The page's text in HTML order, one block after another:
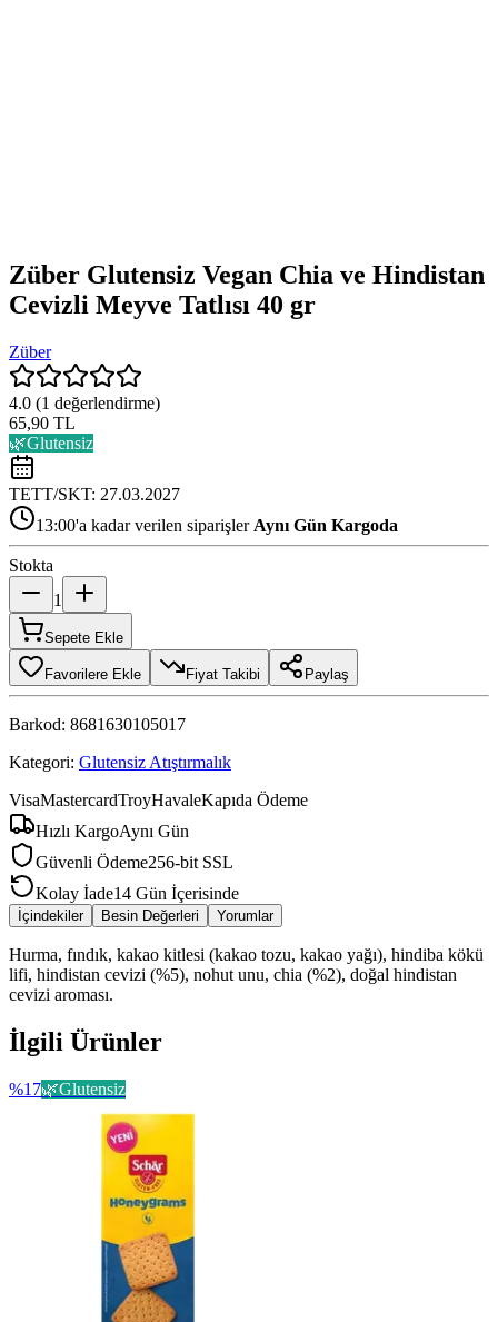
Züber Glutensiz Vegan Chia ve Hindistan
Cevizli Meyve Tatlısı 40 gr
Züber
4.0 (1 değerlendirme)
65,90 TL
🌿Glutensiz
TETT/SKT: 27.03.2027
13:00'a kadar verilen siparişler Aynı Gün Kargoda
Stokta
1
Sepete Ekle
Favorilere Ekle Fiyat Takibi Paylaş
Barkod: 8681630105017
Kategori: Glutensiz Atıştırmalık
VisaMastercardTroyHavaleKapıda Ödeme
Hızlı KargoAynı Gün
Güvenli Ödeme256-bit SSL
Kolay İade14 Gün İçerisinde
İçindekiler Besin Değerleri Yorumlar
Hurma, fındık, kakao kitlesi (kakao tozu, kakao yağı), hindiba kökü
lifi, hindistan cevizi (%5), nohut unu, chia (%2), doğal hindistan
cevizi aroması.
İlgili Ürünler
%17🌿Glutensiz